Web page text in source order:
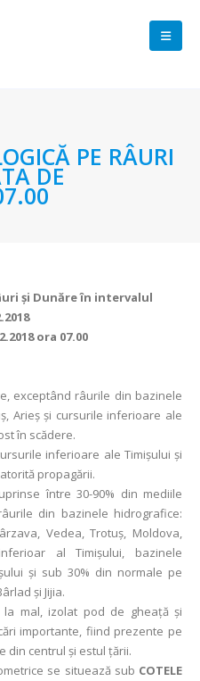
PE RÂURI
DE
şi Dunăre în intervalul
ora 07.00
exceptând râurile din bazinele
Arieș și cursurile inferioare ale
în scădere.
inferioare ale Timișului și
propagării.
între 30-90% din mediile
din bazinele hidrografice:
Vedea, Trotuș, Moldova,
al Timișului, bazinele
şi sub 30% din normale pe
şi Jijia.
la mal, izolat pod de gheaţă și
importante, fiind prezente pe
din centrul și estul țării.
se situează sub COTELE